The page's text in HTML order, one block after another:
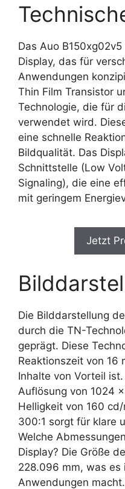
Das Auo
Display, das für
Anwendungen
Thin Film Transistor
Technologie, die für
verwendet wird.
eine schnelle
Bildqualität. Das
Schnittstelle (Low
Signaling), die eine
mit geringem
Jetzt
Die Bilddarstellung
durch die TN-
geprägt. Diese
Reaktionszeit von 16
Inhalte von Vorteil
Auflösung von 1024
Helligkeit von 160
300:1 sorgt für klare
Welche
Display? Die Größe
228.096 mm, was es
Anwendungen macht.